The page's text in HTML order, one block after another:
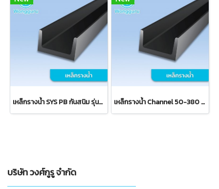
เหล็กรางน้ำ SYS PB กันสนิม รุ่นสแตนดาร์ด(2) Standard เหล็กรางน้ำ Channel 50-380 มม.
บริษัท วงศ์กูรู จำกัด